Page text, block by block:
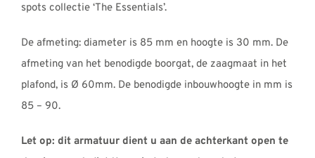
spots collectie ‘The Essentials’.
De afmeting: diameter is 85 mm en hoogte is 30 mm. De
afmeting van het benodigde boorgat, de zaagmaat in het
plafond, is Ø 60mm. De benodigde inbouwhoogte in mm is
85 – 90.
Let op: dit armatuur dient u aan de achterkant open te